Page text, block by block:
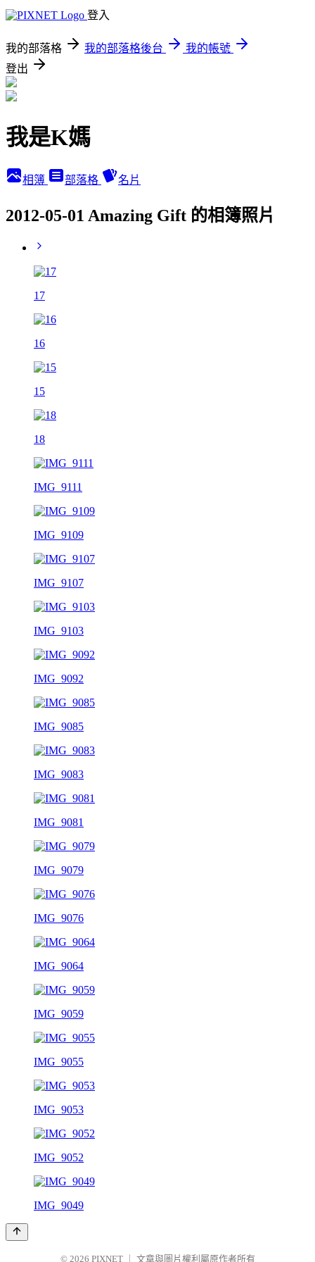
登入
我的部落格 我的部落格後台
我的帳號
登出
我是K媽
相簿 部落格 名片
2012-05-01 Amazing Gift 的相簿照片
17
16
15
18
IMG_9111
IMG_9109
IMG_9107
IMG_9103
IMG_9092
IMG_9085
IMG_9083
IMG_9081
IMG_9079
IMG_9076
IMG_9064
IMG_9059
IMG_9055
IMG_9053
IMG_9052
IMG_9049
© 2026 PIXNET 文章與圖片權利屬原作者所有